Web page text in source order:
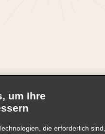
um Ihre
die erforderlich